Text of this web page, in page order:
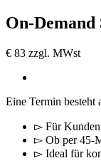
On-Demand
€ 83 zzgl. MWst
Eine Termin besteht
▻ Für
▻ Ob per 45-
▻ Ideal für